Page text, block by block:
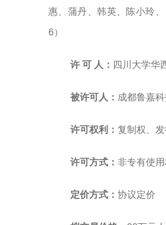
惠、蒲丹、韩英、陈小玲
6）
许 可 人： 四川大学华
被许可人： 成都鲁嘉
许可权利： 复制权、
许可方式： 非专有使用
定价方式： 协议定价